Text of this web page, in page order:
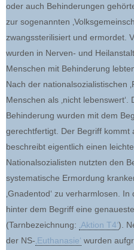
oder auch Behinderungen
zur sogenannten
zwangssterilisiert und ermordet.
wurden in Nerven- und
Menschen mit Behinderung
Nach der nationalsozialistischen
Menschen als ‚nicht
Behinderung wurden mit dem
gerechtfertigt. Der Begriff kommt
beschreibt eigentlich einen
Nationalsozialisten nutzten den
systematische Ermordung
‚Gnadentod‘ zu verharmlosen.
hinter dem Begriff eine
(Tarnbezeichnung: ‚Aktion T4‘).
der NS- ‚Euthanasie‘ wurden